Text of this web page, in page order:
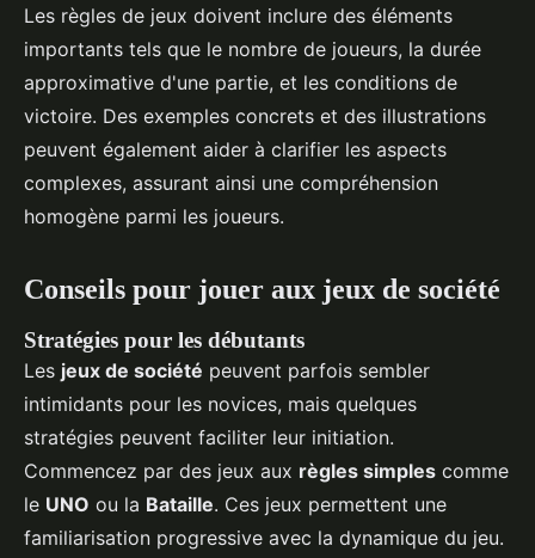
Les règles de jeux doivent inclure des éléments
importants tels que le nombre de joueurs, la durée
approximative d'une partie, et les conditions de
victoire. Des exemples concrets et des illustrations
peuvent également aider à clarifier les aspects
complexes, assurant ainsi une compréhension
homogène parmi les joueurs.
Conseils pour jouer aux jeux de société
Stratégies pour les débutants
Les jeux de société peuvent parfois sembler
intimidants pour les novices, mais quelques
stratégies peuvent faciliter leur initiation.
Commencez par des jeux aux règles simples comme
le UNO ou la Bataille. Ces jeux permettent une
familiarisation progressive avec la dynamique du jeu.